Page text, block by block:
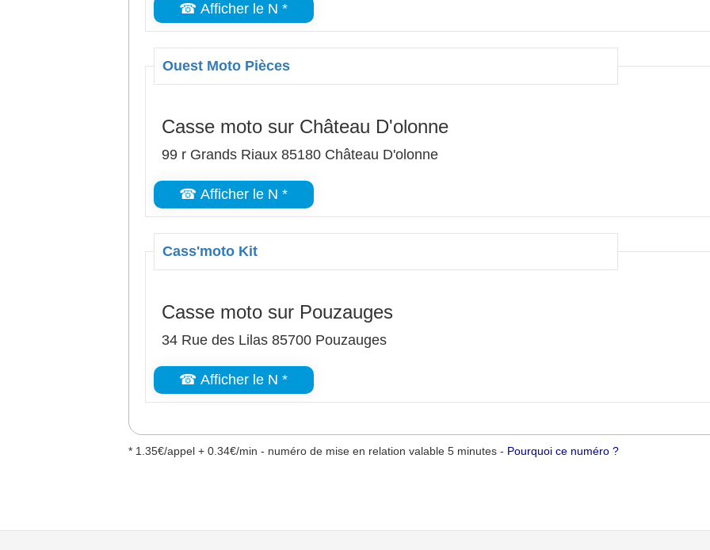
☎ Afficher le N *
Ouest Moto Pièces
Casse moto sur Château D'olonne
99 r Grands Riaux 85180 Château D'olonne
☎ Afficher le N *
Cass'moto Kit
Casse moto sur Pouzauges
34 Rue des Lilas 85700 Pouzauges
☎ Afficher le N *
* 1.35€/appel + 0.34€/min - numéro de mise en relation valable 5 minutes - Pourquoi ce numéro ?